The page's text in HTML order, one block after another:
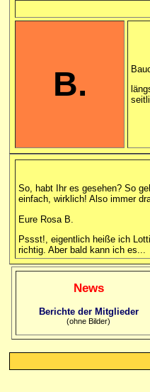
B.
So, habt Ihr es gesehen? So
einfach, wirklich! Also immer
Eure Rosa B.
Pssst!, eigentlich heiße ich
richtig. Aber bald kann ich es...
News
Berichte der Mitglieder
(ohne Bilder)